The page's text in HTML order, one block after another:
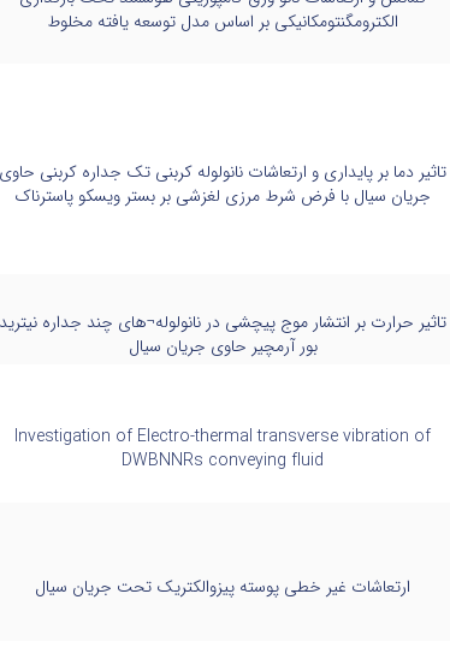
الکترومگنتومکانیکی بر اساس مدل توسعه یافته مخلوط
تاثیر دما بر پایداری و ارتعاشات نانولوله کربنی تک جداره کربنی حاوی
جریان سیال با فرض شرط مرزی لغزشی بر بستر ویسکو پاسترناک
تاثیر حرارت بر انتشار موج پیچشی در نانولوله¬های چند جداره نیترید
بور آرمچیر حاوی جریان سیال
Investigation of Electro-thermal transverse vibration of
DWBNNRs conveying fluid
ارتعاشات غیر خطی پوسته پیزوالکتریک تحت جریان سیال